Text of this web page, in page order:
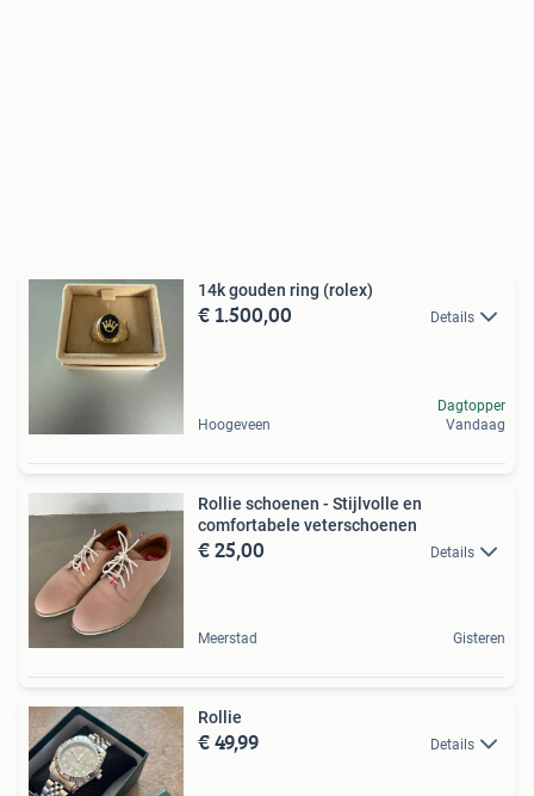
14k gouden ring (rolex)
€ 1.500,00 Details
Hoogeveen
Dagtopper
Vandaag
Rollie schoenen - Stijlvolle en
comfortabele veterschoenen
€ 25,00 Details
Meerstad Gisteren
Rollie
€ 49,99 Details